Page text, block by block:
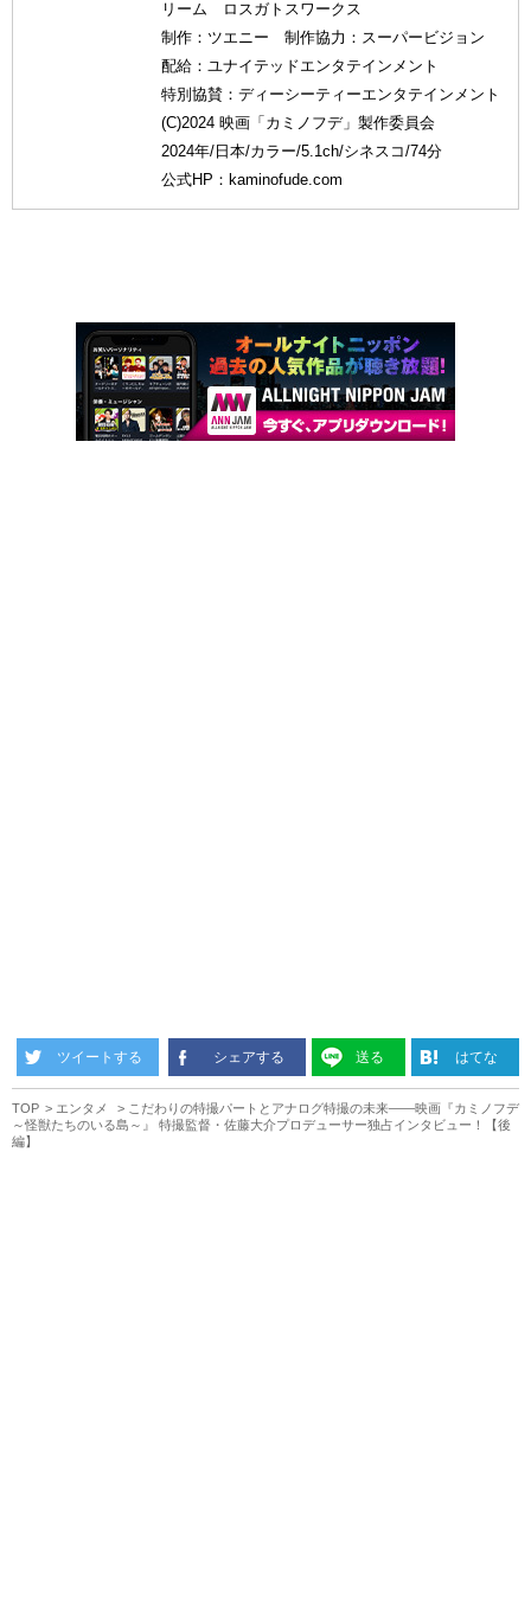
リーム ロスガトスワークス
制作：ツエニー 制作協力：スーパービジョン
配給：ユナイテッドエンタテインメント
特別協賛：ディーシーティーエンタテインメント
(C)2024 映画「カミノフデ」製作委員会
2024年/日本/カラー/5.1ch/シネスコ/74分
公式HP：kaminofude.com
ツイートする シェアする 送る はてな
TOP エンタメ
こだわりの特撮パートとアナログ特撮の未来――映画『カミノフデ
～怪獣たちのいる島～』 特撮監督・佐藤大介プロデューサー独占インタビュー！【後
編】